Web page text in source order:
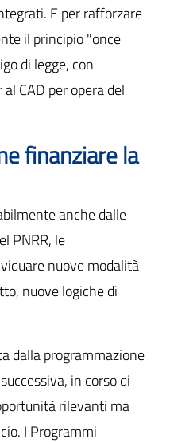
E per rafforzare
il principio "once
di legge, con
CAD per opera del
finanziare la
anche dalle
PNRR, le
nuove modalità
nuove logiche di
dalla programmazione
in corso di
rilevanti ma
I Programmi